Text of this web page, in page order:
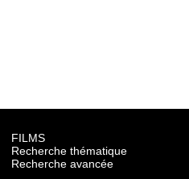
FILMS
Recherche thématique
Recherche avancée